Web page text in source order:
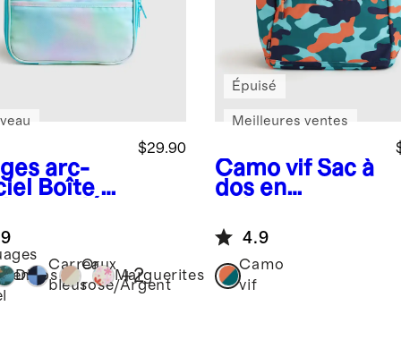
arc-
Boîte à
$29.90
en-
Dinos
Carreaux
bleus
Or
rose/Argent
Marguerites
+2
Camo vif Sac à
dos en
recyclé à
poches
Épuisé
Meilleures ventes
4.9
Camo
vif